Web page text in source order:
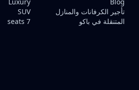
تأجير الكرفانات والمنازل
المتنقلة في باكو
SUV
7 seats